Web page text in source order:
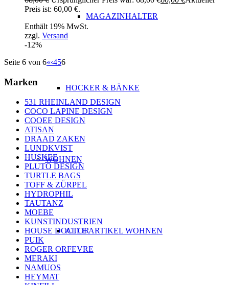
MAGAZINHALTER
HOCKER & BÄNKE
WOHNEN
ALLE ARTIKEL WOHNEN
Preis ist: 60,00 €.
Enthält 19% MwSt.
zzgl. Versand
-12%
Seite 6 von 6«‹456
Marken
531 RHEINLAND DESIGN
COCO LAPINE DESIGN
COOEE DESIGN
ATISAN
DRAAD ZAKEN
LUNDKVIST
HUSKEE
PLUTO DESIGN
TURTLE BAGS
TOFF & ZÜRPEL
HYDROPHIL
TAUTANZ
MOEBE
KUNSTINDUSTRIEN
HOUSE DOCTOR
PUIK
ROGER ORFEVRE
MERAKI
NAMUOS
HEYMAT